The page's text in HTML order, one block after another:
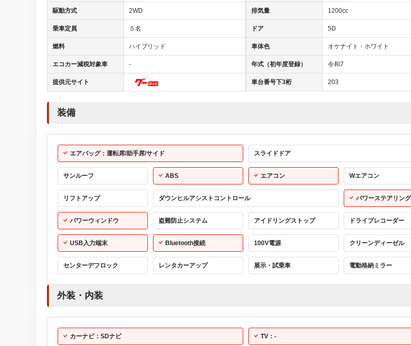
駆動方式 2WD
乗車定員 ５名
燃料 ハイブリッド
エコカー減税対象車 -
提供元サイト
排気量 1200cc
ドア 5D
車体色 オケナイト・ホワイト
年式（初年度登録） 令和7
車台番号下3桁 203
装備
エアバッグ：運転席/助手席/サイド スライドドア
サンルーフ ABS エアコン Wエアコン
リフトアップ ダウンヒルアシストコントロール パワーステアリング
パワーウィンドウ 盗難防止システム アイドリングストップ ドライブレコーダー
USB入力端末 Bluetooth接続 100V電源 クリーンディーゼル
センターデフロック レンタカーアップ 展示・試乗車 電動格納ミラー
外装・内装
カーナビ：SDナビ TV：-